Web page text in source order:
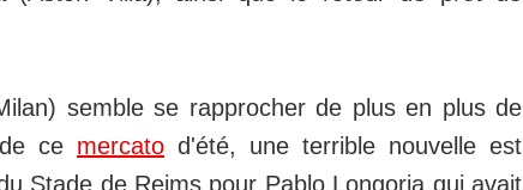
semble se rapprocher de plus en plus de
ce mercato d'été, une terrible nouvelle est
Stade de Reims pour Pablo Longoria qui avait